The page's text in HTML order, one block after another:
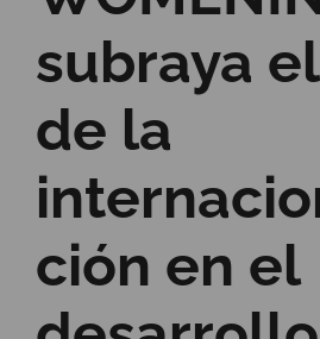
subraya
de la
ción en el